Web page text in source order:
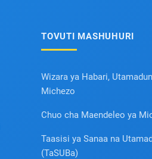
TOVUTI MASHUHURI
Wizara ya Habari,
Michezo
Chuo cha Maendeleo ya
Taasisi ya Sanaa na
(TaSUBa)